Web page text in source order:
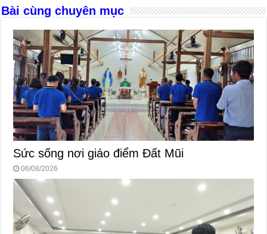
Bài cùng chuyên mục
Sức sống nơi giáo điểm Đất Mũi
06/08/2026